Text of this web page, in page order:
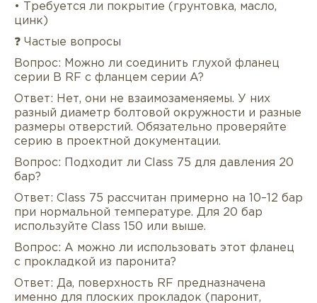
• Требуется ли покрытие (грунтовка, масло,
цинк)
❓ Частые вопросы
Вопрос: Можно ли соединить глухой фланец
серии B RF с фланцем серии A?
Ответ: Нет, они не взаимозаменяемы. У них
разный диаметр болтовой окружности и разные
размеры отверстий. Обязательно проверяйте
серию в проектной документации.
Вопрос: Подходит ли Class 75 для давления 20
бар?
Ответ: Class 75 рассчитан примерно на 10–12 бар
при нормальной температуре. Для 20 бар
используйте Class 150 или выше.
Вопрос: А можно ли использовать этот фланец
с прокладкой из паронита?
Ответ: Да, поверхность RF предназначена
именно для плоских прокладок (паронит,